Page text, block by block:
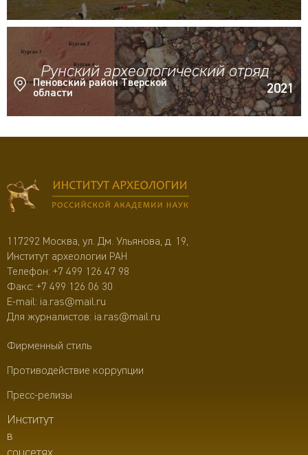
Рунский археологический отряд
Пеновский район Тверской
области
2021
117292 Москва, ул. Дм. Ульянова, д. 19,
Институт археологии РАН
Телефон: +7 499 126 47 98
Факс: +7 499 126 06 30
E-mail: ia.ras@mail.ru
Для журналистов: ia.ras@mail.ru
Фирменный стиль
Противодействие коррупции
Пресс-релизы
Институт
в